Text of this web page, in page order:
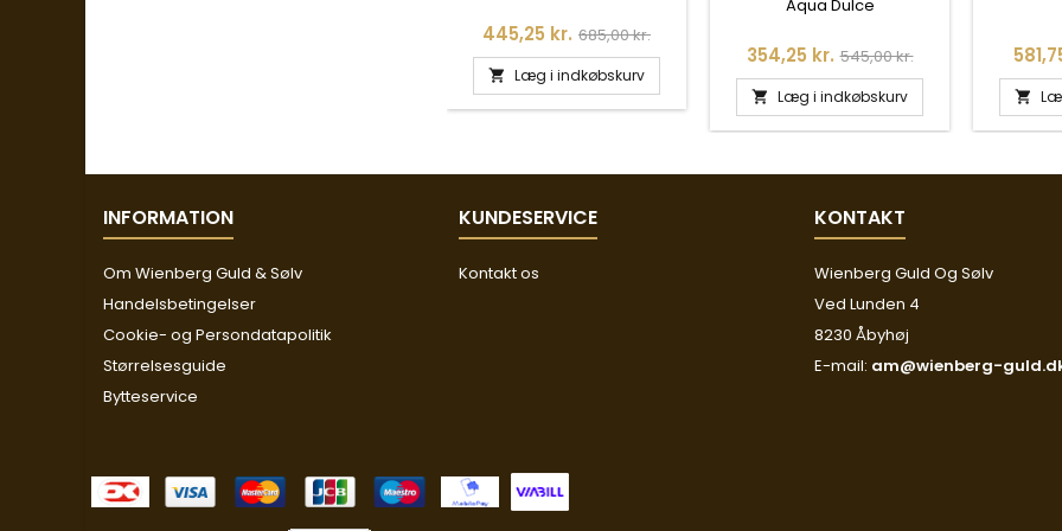
Pris
445,25 kr. Normalpris
685,00 kr.
 Læg i indkøbskurv
Aqua Dulce
Pris
354,25 kr. Normalpris
545,00 kr.
 Læg i indkøbskurv
Pris

INFORMATION
Om Wienberg Guld & Sølv
Handelsbetingelser
Cookie- og Persondatapolitik
Størrelsesguide
Bytteservice
KUNDESERVICE
Kontakt os
KONTAKT
Wienberg Guld Og Sølv
Ved Lunden 4
8230 Åbyhøj
E-mail: am@wienberg-